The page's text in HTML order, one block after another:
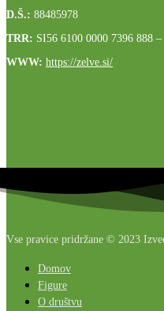
D.Š.: 88485978
TRR: SI56 6100 0000 7396 888 –
WWW: https://zelve.si/
Vse pravice pridržane © 2023
Domov
Figure
O društvu